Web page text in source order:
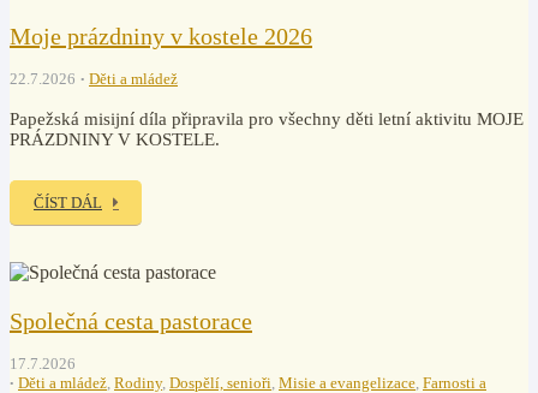
Moje prázdniny v kostele 2026
22.7.2026 Děti a mládež
Papežská misijní díla připravila pro všechny děti letní aktivitu MOJE
PRÁZDNINY V KOSTELE.
ČÍST DÁL
Společná cesta pastorace
17.7.2026
Děti a mládež, Rodiny, Dospělí, senioři, Misie a evangelizace, Farnosti a